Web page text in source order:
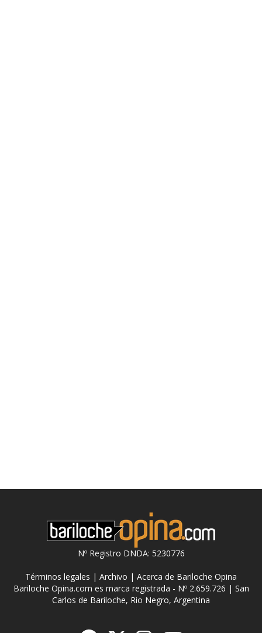
Nº Registro DNDA: 5230776
Términos legales | Archivo | Acerca de Bariloche Opina
Bariloche Opina.com es marca registrada - Nº 2.659.726 | San
Carlos de Bariloche, Rio Negro, Argentina